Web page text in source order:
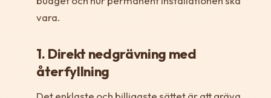
vara.
1. Direkt nedgrävning med
återfyllning